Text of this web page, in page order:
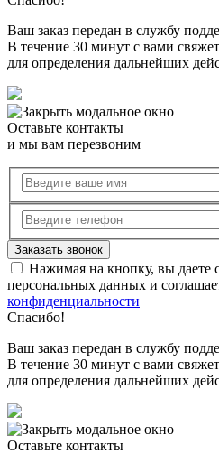
Ваш заказ передан в службу
В течение 30 минут с вами
для определения дальнейших
Оставьте контакты
и мы вам перезвоним
Нажимая на кнопку, вы даете
персональных данных и
конфиденциальности
Спасибо!
Ваш заказ передан в службу
В течение 30 минут с вами
для определения дальнейших
Оставьте контакты